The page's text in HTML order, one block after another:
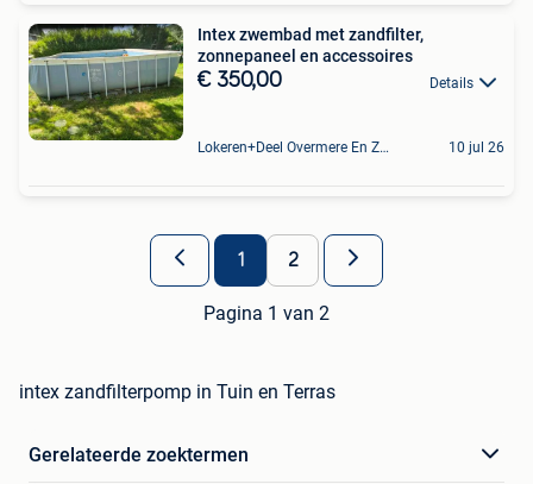
Intex zwembad met zandfilter,
zonnepaneel en accessoires
€ 350,00 Details
Lokeren+Deel Overmere En Zele 10 jul 26
1 2
Pagina 1 van 2
intex zandfilterpomp in Tuin en Terras
Gerelateerde zoektermen